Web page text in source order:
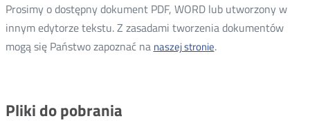
Prosimy o dostępny dokument PDF, WORD lub utworzony w
innym edytorze tekstu. Z zasadami tworzenia dokumentów
mogą się Państwo zapoznać na naszej stronieOtwórz
.
Pliki do pobrania